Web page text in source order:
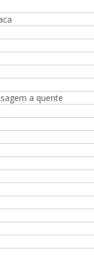
de
a quente